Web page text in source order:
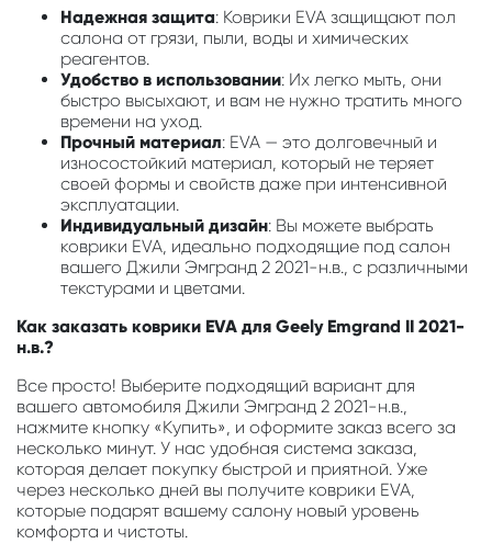
Надежная защита: Коврики EVA защищают пол
салона от грязи, пыли, воды и химических
реагентов.
Удобство в использовании: Их легко мыть, они
быстро высыхают, и вам не нужно тратить много
времени на уход.
Прочный материал: EVA — это долговечный и
износостойкий материал, который не теряет
своей формы и свойств даже при интенсивной
эксплуатации.
Индивидуальный дизайн: Вы можете выбрать
коврики EVA, идеально подходящие под салон
вашего Джили Эмгранд 2 2021-н.в., с различными
текстурами и цветами.
Как заказать коврики EVA для Geely Emgrand II 2021-
н.в.?
Все просто! Выберите подходящий вариант для
вашего автомобиля Джили Эмгранд 2 2021-н.в.,
нажмите кнопку «Купить», и оформите заказ всего за
несколько минут. У нас удобная система заказа,
которая делает покупку быстрой и приятной. Уже
через несколько дней вы получите коврики EVA,
которые подарят вашему салону новый уровень
комфорта и чистоты.